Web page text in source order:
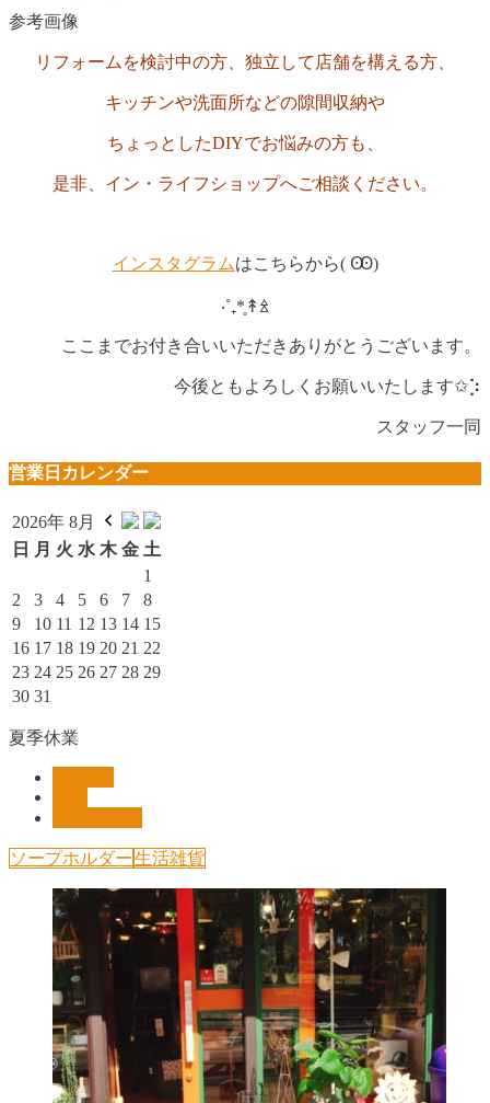
参考画像
リフォームを検討中の方、独立して店舗を構える方、
キッチンや洗面所などの隙間収納や
ちょっとしたDIYでお悩みの方も、
是非、イン・ライフショップへご相談ください。
インスタグラムはこちらから( Ꙭ)
‧˚₊*̥↟ꊛ
ここまでお付き合いいただきありがとうございます。
今後ともよろしくお願いいたします✩︎⡱
スタッフ一同
営業日カレンダー
2026年 8月
日
月 火 水 木 金 土
1
2
3 4 5 6 7
8
9
10 11 12 13 14 15
16 17 18 19 20 21 22
23 24 25 26 27 28 29
30 31
夏季休業
ソープホルダー生活雑貨